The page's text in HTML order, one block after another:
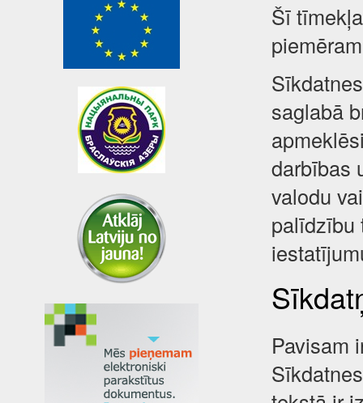
Šī
saglabā
darbības
valodu
palīdzību
Pavisam